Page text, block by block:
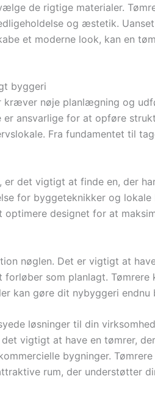
de rigtige materialer.
og æstetik.
et moderne look, kan en
byggeri
nøje planlægning og
ansvarlige for at opføre
Fra fundamentet til
det vigtigt at finde en, der
for byggeteknikker og lokale
designet for at
nøglen. Det er vigtigt at
som planlagt.
kan gøre dit nybyggeri endnu
løsninger til din virksomhed
vigtigt at have en tømrer,
bygninger.
rum, der understøtter